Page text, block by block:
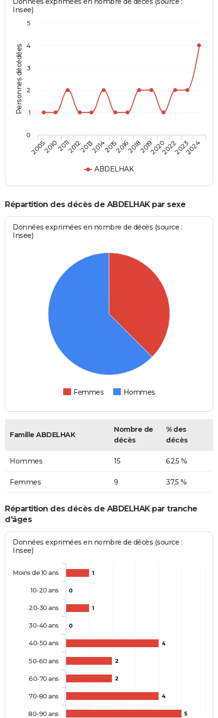
Personnes décédées
Insee)
ABDELHAK
20052010201120122013201420152016201820192020202220232024
0
1
2
3
4
5
Répartition des décès de ABDELHAK par sexe
Données exprimées en nombre de décès (source :
Insee)
Femmes Hommes
Famille ABDELHAK
Nombre de
décès
% des
décès
Hommes 15 62,5 %
Femmes 9 37,5 %
Répartition des décès de ABDELHAK par tranche
d'âges
Données exprimées en nombre de décès (source :
Insee)
1
0
1
0
4
2
2
4
5
Moins de 10 ans
10-20 ans
20-30 ans
30-40 ans
40-50 ans
50-60 ans
60-70 ans
70-80 ans
80-90 ans